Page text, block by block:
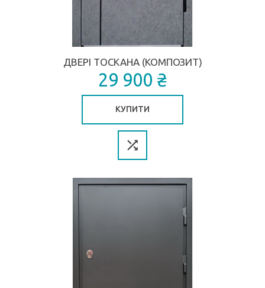
ДВЕРІ ТОСКАНА (КОМПОЗИТ)
29 900 ₴
КУПИТИ